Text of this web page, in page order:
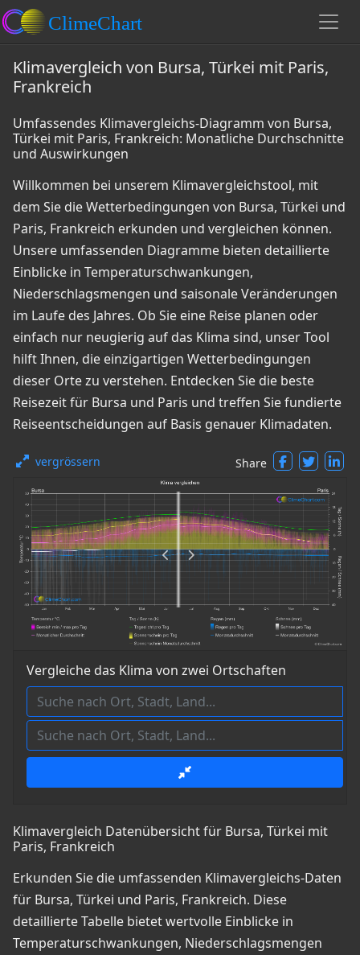
Klimavergleich von Bursa, Türkei mit Paris,
Frankreich
Umfassendes Klimavergleichs-Diagramm von Bursa,
Türkei mit Paris, Frankreich: Monatliche Durchschnitte
und Auswirkungen
Willkommen bei unserem Klimavergleichstool, mit
dem Sie die Wetterbedingungen von Bursa, Türkei und
Paris, Frankreich erkunden und vergleichen können.
Unsere umfassenden Diagramme bieten detaillierte
Einblicke in Temperaturschwankungen,
Niederschlagsmengen und saisonale Veränderungen
im Laufe des Jahres. Ob Sie eine Reise planen oder
einfach nur neugierig auf das Klima sind, unser Tool
hilft Ihnen, die einzigartigen Wetterbedingungen
dieser Orte zu verstehen. Entdecken Sie die beste
Reisezeit für Bursa und Paris und treffen Sie fundierte
Reiseentscheidungen auf Basis genauer Klimadaten.
vergrössern Share
Vergleiche das Klima von zwei Ortschaften
Klimavergleich Datenübersicht für Bursa, Türkei mit
Paris, Frankreich
Erkunden Sie die umfassenden Klimavergleichs-Daten
für Bursa, Türkei und Paris, Frankreich. Diese
detaillierte Tabelle bietet wertvolle Einblicke in
Temperaturschwankungen, Niederschlagsmengen